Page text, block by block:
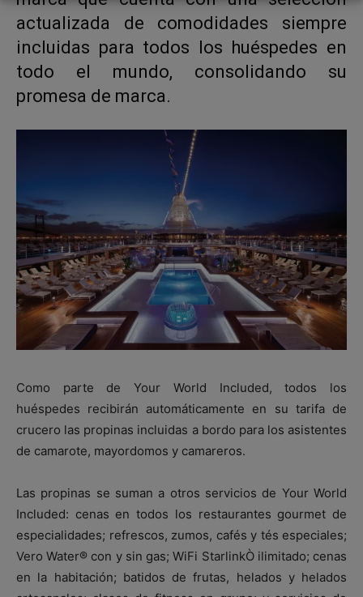
actualizada de comodidades siempre
incluidas para todos los huéspedes en
todo el mundo, consolidando su
promesa de marca.
Como parte de Your World Included, todos los
huéspedes recibirán automáticamente en su tarifa de
crucero las propinas incluidas a bordo para los asistentes
de camarote, mayordomos y camareros.
Las propinas se suman a otros servicios de Your World
Included: cenas en todos los restaurantes gourmet de
especialidades; refrescos, zumos, cafés y tés especiales;
Vero Water® con y sin gas; WiFi StarlinkÒ ilimitado; cenas
en la habitación; batidos de frutas, helados y helados